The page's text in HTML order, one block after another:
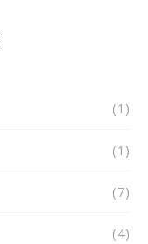
(1)
(1)
(7)
(4)